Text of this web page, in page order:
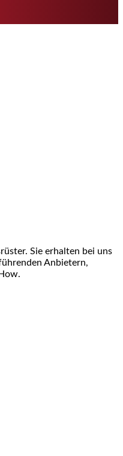
Sie erhalten bei uns
Anbietern,